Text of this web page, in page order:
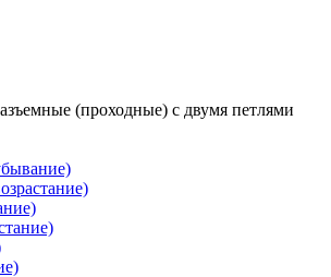
(проходные) с двумя петлями